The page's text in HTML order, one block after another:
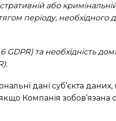
або
періоду,
та необхідність
дані суб’єкта
Компанія зобов’язана